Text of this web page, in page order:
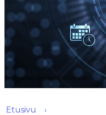
Etusivu